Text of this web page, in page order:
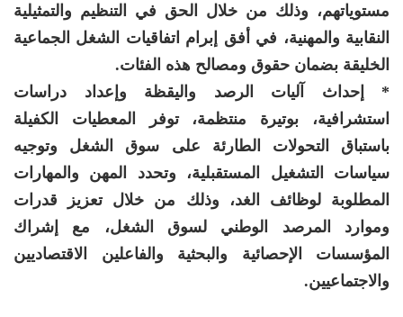
مستوياتهم، وذلك من خلال الحق في التنظيم والتمثيلية
النقابية والمهنية، في أفق إبرام اتفاقيات الشغل الجماعية
الخليقة بضمان حقوق ومصالح هذه الفئات.
* إحداث آليات الرصد واليقظة وإعداد دراسات
استشرافية، بوتيرة منتظمة، توفر المعطيات الكفيلة
باستباق التحولات الطارئة على سوق الشغل وتوجيه
سياسات التشغيل المستقبلية، وتحدد المهن والمهارات
المطلوبة لوظائف الغد، وذلك من خلال تعزيز قدرات
وموارد المرصد الوطني لسوق الشغل، مع إشراك
المؤسسات الإحصائية والبحثية والفاعلين الاقتصاديين
والاجتماعيين.